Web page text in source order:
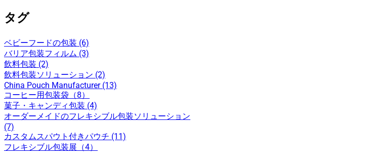
タグ
ベビーフードの包装 (6)
バリア包装フィルム (3)
飲料包装 (2)
飲料包装ソリューション (2)
China Pouch Manufacturer (13)
コーヒー用包装袋（8）
菓子・キャンディ包装 (4)
オーダーメイドのフレキシブル包装ソリューション
(7)
カスタムスパウト付きパウチ (11)
フレキシブル包装展（4）